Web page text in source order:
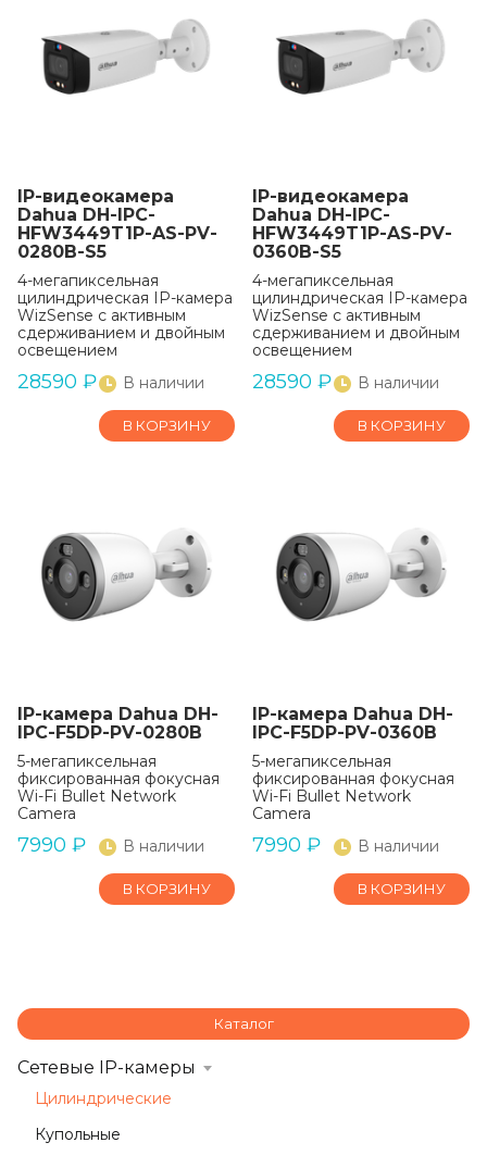
IP-видеокамера
Dahua DH-IPC-
HFW3449T1P-AS-PV-
0280B-S5
4-мегапиксельная
цилиндрическая IP-камера
WizSense с активным
сдерживанием и двойным
освещением
28590 ₽ В наличии
В КОРЗИНУ
IP-видеокамера
Dahua DH-IPC-
HFW3449T1P-AS-PV-
0360B-S5
4-мегапиксельная
цилиндрическая IP-камера
WizSense с активным
сдерживанием и двойным
освещением
28590 ₽ В наличии
В КОРЗИНУ
IP-камера Dahua DH-
IPC-F5DP-PV-0280B
5-мегапиксельная
фиксированная фокусная
Wi-Fi Bullet Network
Camera
7990 ₽ В наличии
В КОРЗИНУ
IP-камера Dahua DH-
IPC-F5DP-PV-0360B
5-мегапиксельная
фиксированная фокусная
Wi-Fi Bullet Network
Camera
7990 ₽ В наличии
В КОРЗИНУ
Каталог
Сетевые IP-камеры
Цилиндрические
Купольные